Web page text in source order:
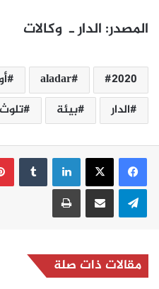
المصدر: الدار ـ وكالات
2020
aladar
الدار
بيئة تلوث
لينكدإن
تيلقرام مشاركة عبر البريد طباعة
مقالات ذات صلة